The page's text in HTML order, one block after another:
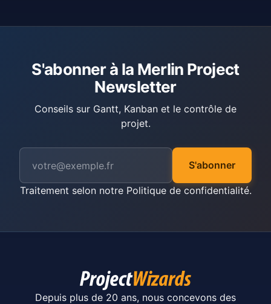
S'abonner à la Merlin Project
Newsletter
Conseils sur Gantt, Kanban et le contrôle de
projet.
S'abonner
Traitement selon notre Politique de confidentialité.
Depuis plus de 20 ans, nous concevons des